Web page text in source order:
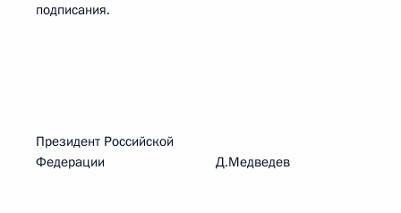
подписания.
Президент Российской
Федерации Д.Медведев